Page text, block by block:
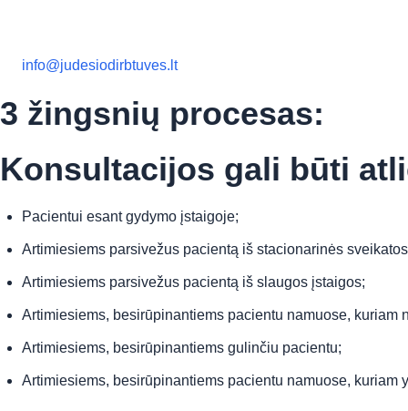
info@judesiodirbtuves.lt
3 žingsnių procesas:
Konsultacijos gali būti
Pacientui esant gydymo įstaigoje;
Artimiesiems parsivežus pacientą iš stacionarinės
Artimiesiems parsivežus pacientą iš slaugos įstaigos;
Artimiesiems, besirūpinantiems pacientu namuose, kuriam
Artimiesiems, besirūpinantiems gulinčiu pacientu;
Artimiesiems, besirūpinantiems pacientu namuose, kuriam